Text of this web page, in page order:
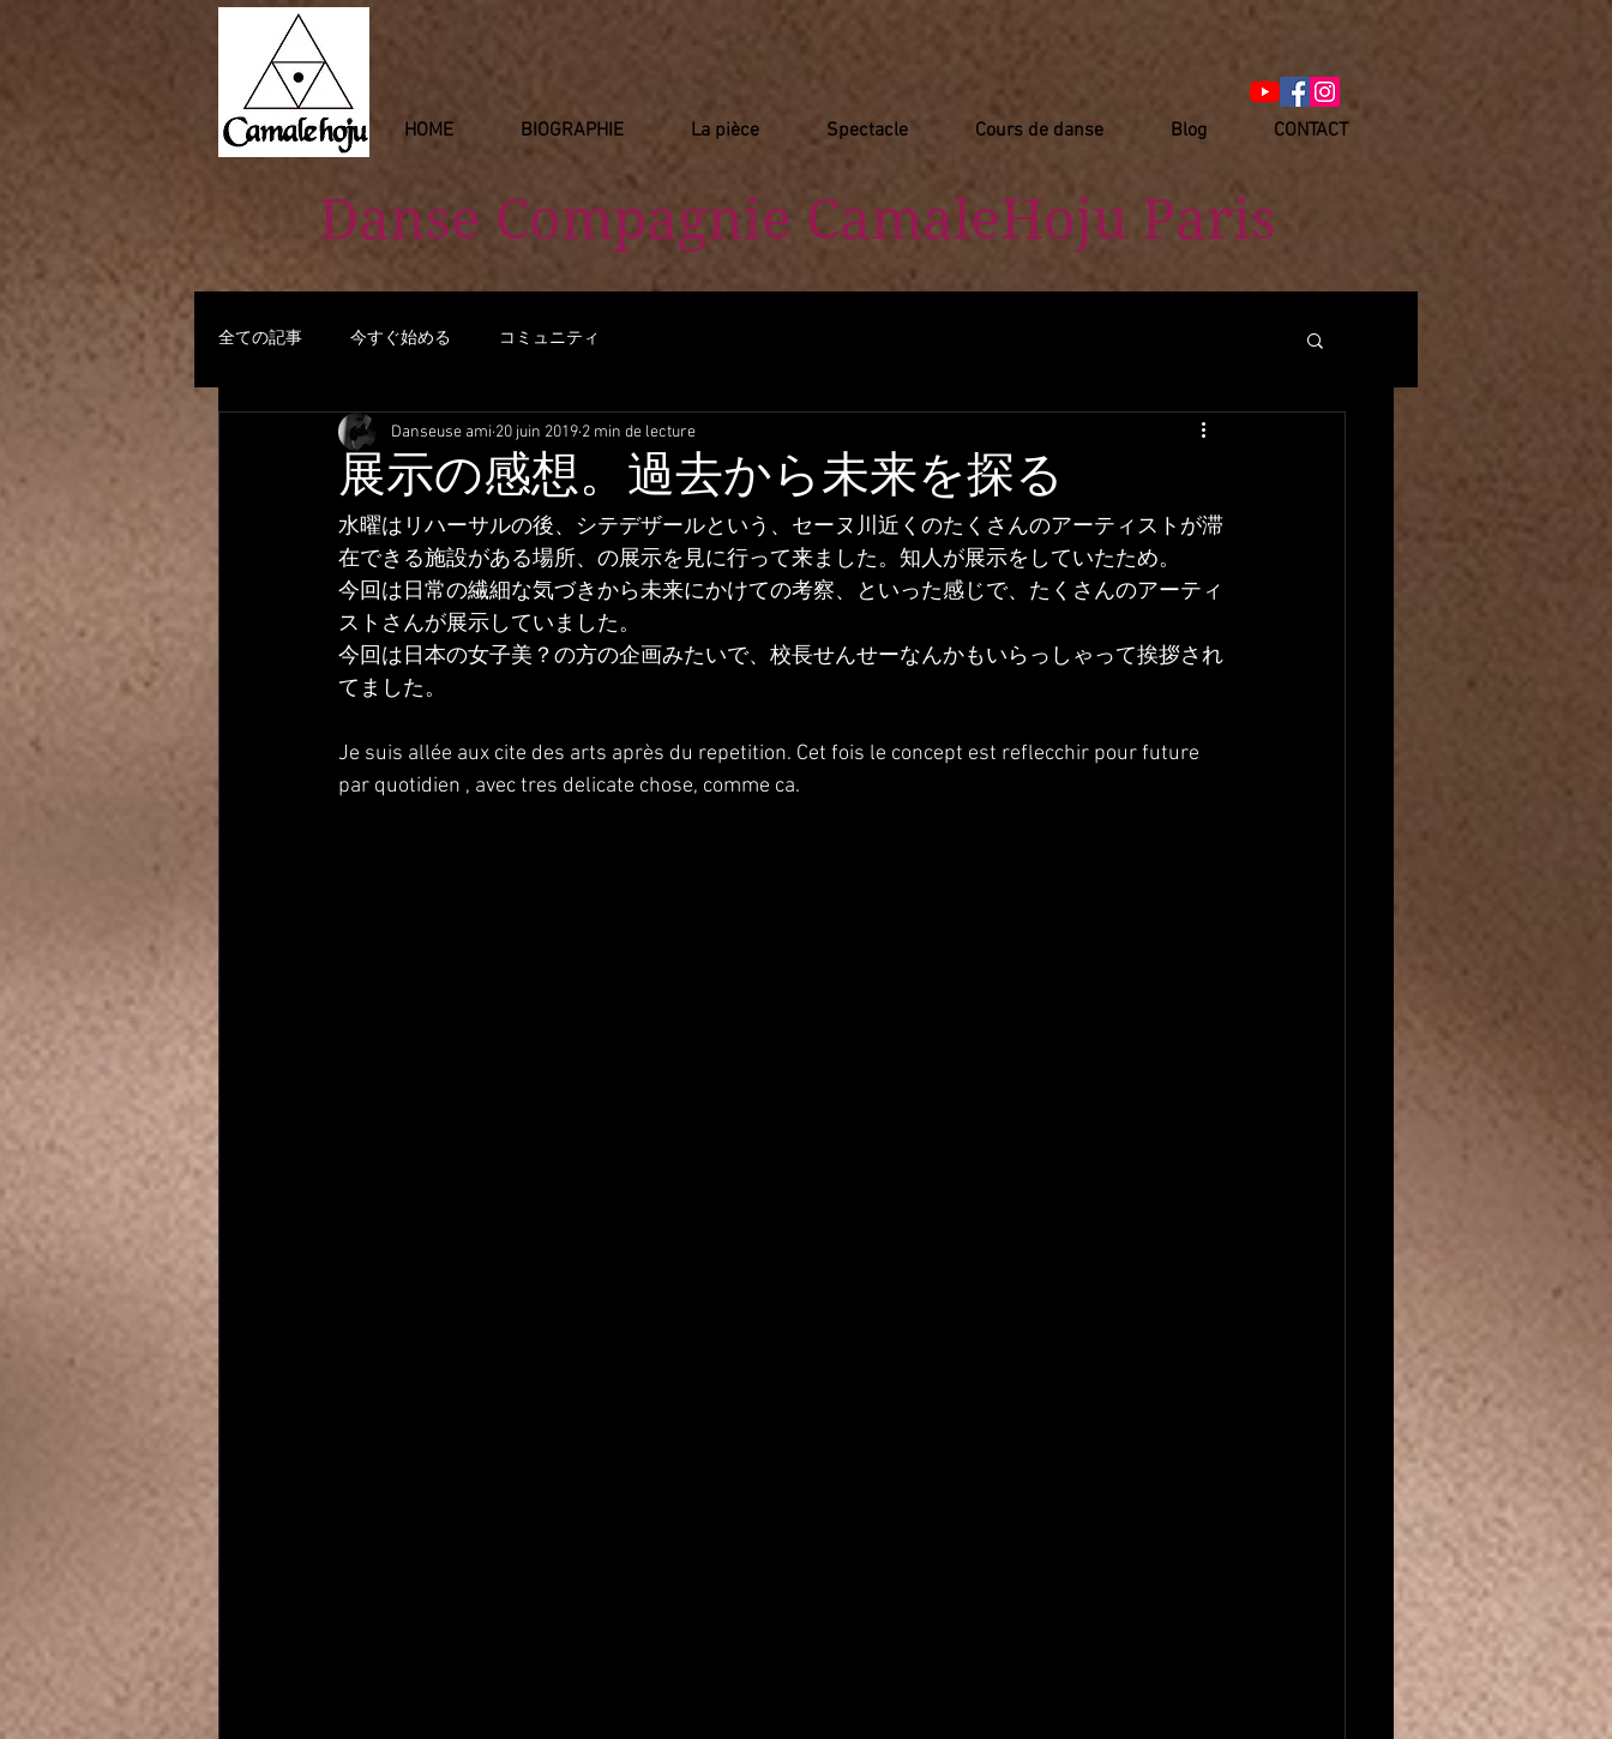
HOME BIOGRAPHIE La pièce Spectacle Cours de danse Blog CONTACT
Danse Compagnie ​ CamaleHoju Paris
全ての記事 今すぐ始める コミュニティ
展示の感想。過去から未来を探る
Danseuse ami 20 juin 2019 2 min de lecture
水曜はリハーサルの後、シテデザールという、セーヌ川近くのたくさんのアーティストが滞
在できる施設がある場所、の展示を見に行って来ました。知人が展示をしていたため。
今回は日常の繊細な気づきから未来にかけての考察、といった感じで、たくさんのアーティ
ストさんが展示していました。
今回は日本の女子美？の方の企画みたいで、校長せんせーなんかもいらっしゃって挨拶され
てました。
Je suis allée aux cite des arts après du repetition. Cet fois le concept est reflecchir pour future
par quotidien , avec tres delicate chose, comme ca.